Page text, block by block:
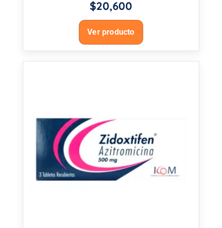
$20,600
Ver producto